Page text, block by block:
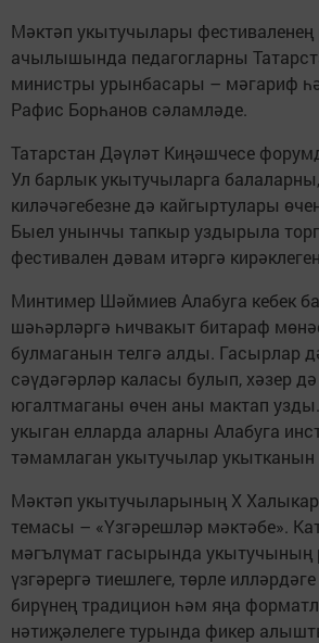
Мәктәп укытучылары фес­ти­валенең
ачылышында пе­дагогларны
министры урынбасары – мәгариф
Рафис Борһанов сәламләде.
Татарстан Дәүләт Киңәшчесе
Ул барлык укытучыларга
киләчәгебезне дә кайгыртулары
Быел унынчы тапкыр уздырыла
фестивален дәвам итәргә
Минтимер Шәймиев Алабуга кебек
шәһәрләргә һичвакыт битараф
булмаганын телгә алды. Гасырлар
сәүдәгәрләр каласы булып, хәзер дә
югалтмаганы өчен аны мактап
укыган елларда аларны Алабуга
тәмамлаган укытучылар
Мәктәп укытучыларының Х
темасы – «Үзгәрешләр мәктәбе».
мәгълүмат гасырында укытучының
үзгәрергә тиешлеге, төрле
бирүнең традицион һәм яңа
нәтиҗәлелеге турында фикер